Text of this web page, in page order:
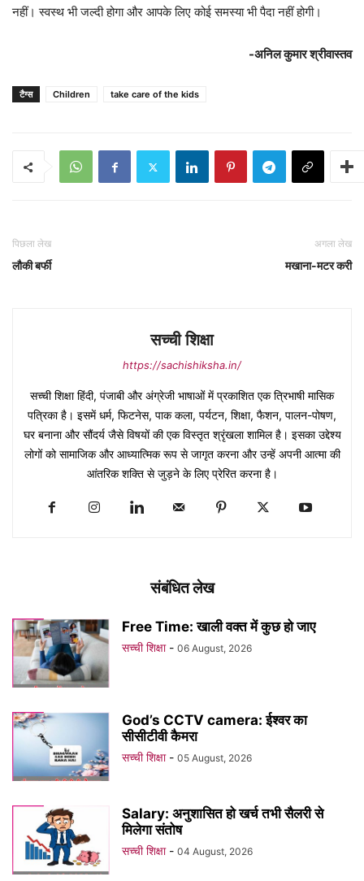
नहीं। स्वस्थ भी जल्दी होगा और आपके लिए कोई समस्या भी पैदा नहीं होगी।
-अनिल कुमार श्रीवास्तव
टैग्स Children take care of the kids
पिछला लेख
लौकी बर्फी
अगला लेख
मखाना-मटर करी
सच्ची शिक्षा
https://sachishiksha.in/
सच्ची शिक्षा हिंदी, पंजाबी और अंग्रेजी भाषाओं में प्रकाशित एक त्रिभाषी मासिक
पत्रिका है। इसमें धर्म, फिटनेस, पाक कला, पर्यटन, शिक्षा, फैशन, पालन-पोषण,
घर बनाना और सौंदर्य जैसे विषयों की एक विस्तृत श्रृंखला शामिल है। इसका उद्देश्य
लोगों को सामाजिक और आध्यात्मिक रूप से जागृत करना और उन्हें अपनी आत्मा की
आंतरिक शक्ति से जुड़ने के लिए प्रेरित करना है।
संबंधित लेख
Free Time: खाली वक्त में कुछ हो जाए
सच्ची शिक्षा - 06 August, 2026
God’s CCTV camera: ईश्वर का
सीसीटीवी कैमरा
सच्ची शिक्षा - 05 August, 2026
Salary: अनुशासित हो खर्च तभी सैलरी से
मिलेगा संतोष
सच्ची शिक्षा - 04 August, 2026